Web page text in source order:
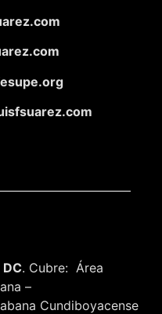
. Cubre: Área
–
Cundiboyacense